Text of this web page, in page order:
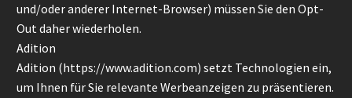
und/oder anderer Internet-Browser) müssen Sie den Opt-
Out daher wiederholen.
Adition
Adition (https://www.adition.com) setzt Technologien ein,
um Ihnen für Sie relevante Werbeanzeigen zu präsentieren.